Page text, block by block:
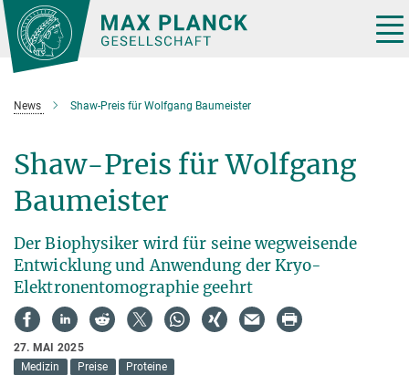
Hauptinhalt
News Shaw-Preis für Wolfgang Baumeister
Shaw-Preis für Wolfgang
Baumeister
Der Biophysiker wird für seine wegweisende
Entwicklung und Anwendung der Kryo-
Elektronentomographie geehrt
27. MAI 2025
Medizin
Preise Proteine